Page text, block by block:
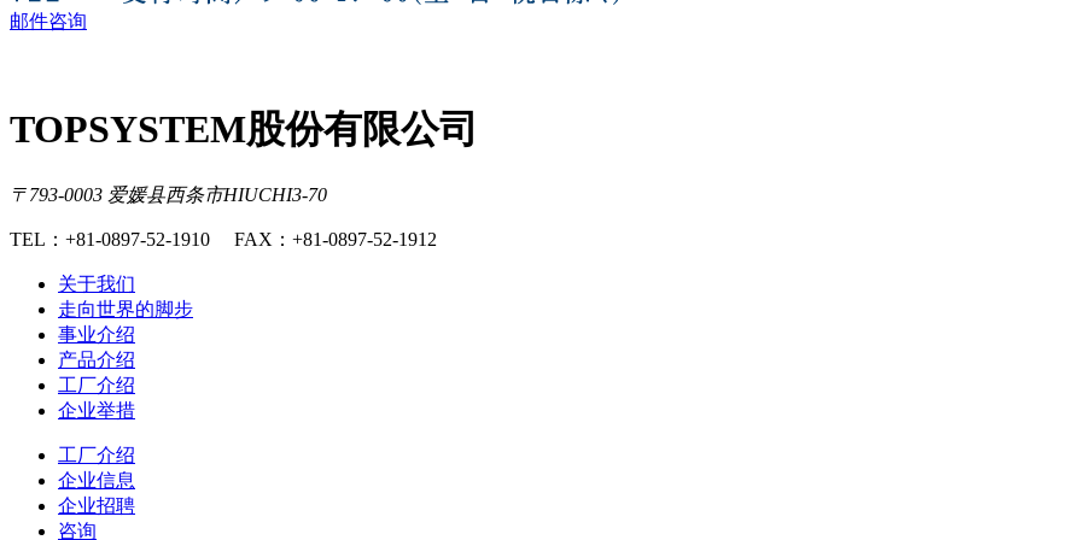
邮件咨询
TOPSYSTEM股份有限公司
〒793-0003 爱媛县西条市HIUCHI3-70
TEL：+81-0897-52-1910 FAX：+81-0897-52-1912
关于我们
走向世界的脚步
事业介绍
产品介绍
工厂介绍
企业举措
工厂介绍
企业信息
企业招聘
咨询